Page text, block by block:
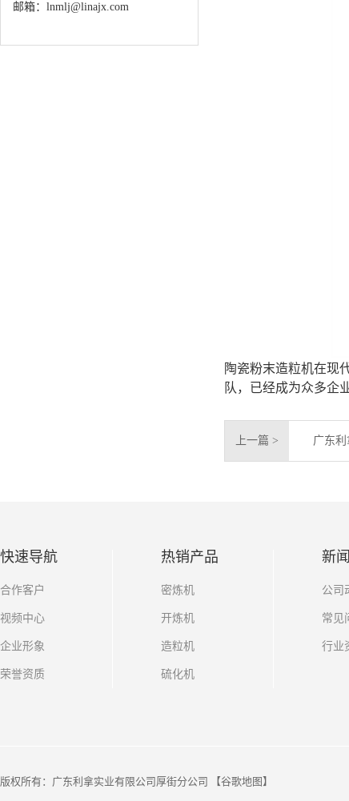
邮箱：lnmlj@linajx.com
陶瓷粉末造粒机在现
队，已经成为众多企
上一篇 > 广东
快速导航
合作客户
视频中心
企业形象
荣誉资质
热销产品
密炼机
开炼机
造粒机
硫化机
新
公司
常见
行业
版权所有：广东利拿实业有限公司厚街分公司 【谷歌地图 】